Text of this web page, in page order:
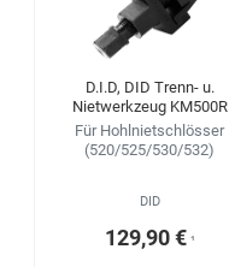
D.I.D, DID Trenn- u.
Nietwerkzeug KM500R
Für Hohlnietschlösser
(520/525/530/532)
DID
129,90 € ¹